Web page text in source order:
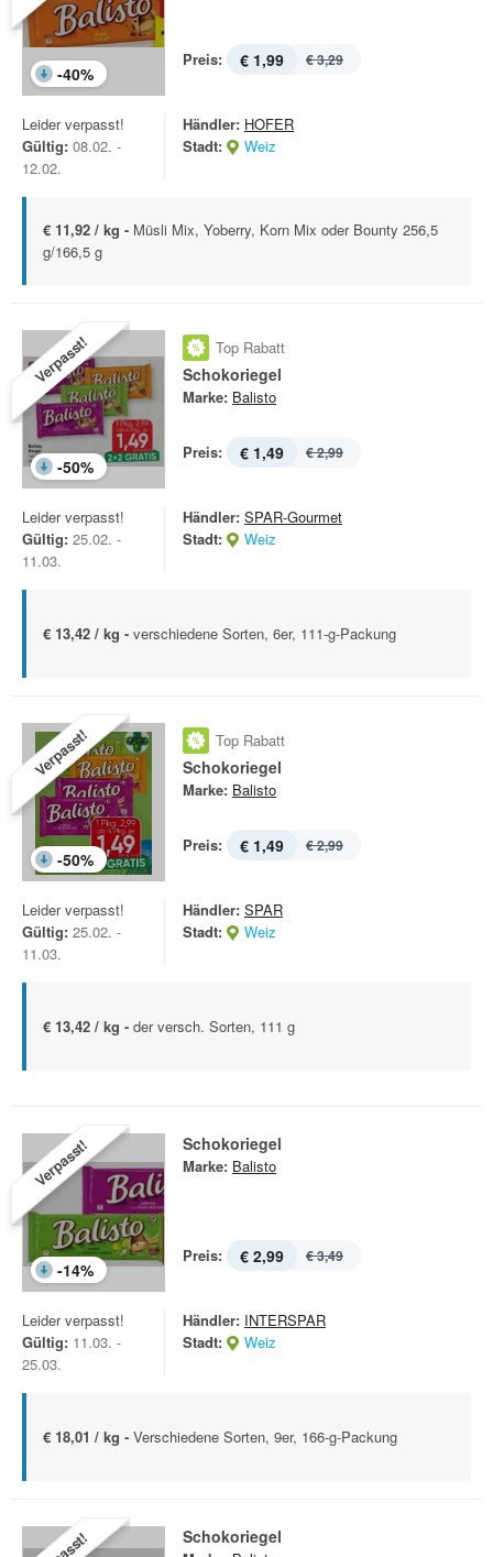
-40%
Preis: € 1,99 € 3,29
Leider verpasst!
Gültig: 08.02. -
12.02.
Händler: HOFER
Stadt:
Weiz
€ 11,92 / kg - Müsli Mix, Yoberry, Korn Mix oder Bounty 256,5
g/166,5 g
Verpasst!
-50%
Top Rabatt
Schokoriegel
Marke: Balisto
Preis: € 1,49 € 2,99
Leider verpasst!
Gültig: 25.02. -
11.03.
Händler: SPAR-Gourmet
Stadt:
Weiz
€ 13,42 / kg - verschiedene Sorten, 6er, 111-g-Packung
Verpasst!
-50%
Top Rabatt
Schokoriegel
Marke: Balisto
Preis: € 1,49 € 2,99
Leider verpasst!
Gültig: 25.02. -
11.03.
Händler: SPAR
Stadt:
Weiz
€ 13,42 / kg - der versch. Sorten, 111 g
Verpasst!
-14%
Schokoriegel
Marke: Balisto
Preis: € 2,99 € 3,49
Leider verpasst!
Gültig: 11.03. -
25.03.
Händler: INTERSPAR
Stadt:
Weiz
€ 18,01 / kg - Verschiedene Sorten, 9er, 166-g-Packung
Schokoriegel